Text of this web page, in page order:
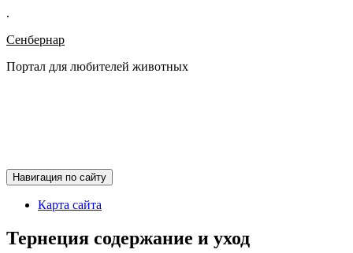
.
Сенбернар
Портал для любителей животных
Навигация по сайту
Карта сайта
Тернеция содержание и уход